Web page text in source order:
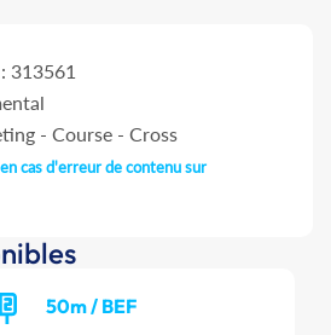
: 313561
- Course - Cross
cas d'erreur de contenu sur
50m / BEF